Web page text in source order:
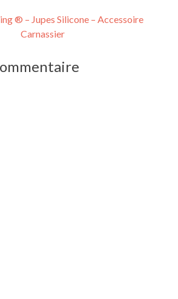
® – Jupes Silicone – Accessoire
Carnassier